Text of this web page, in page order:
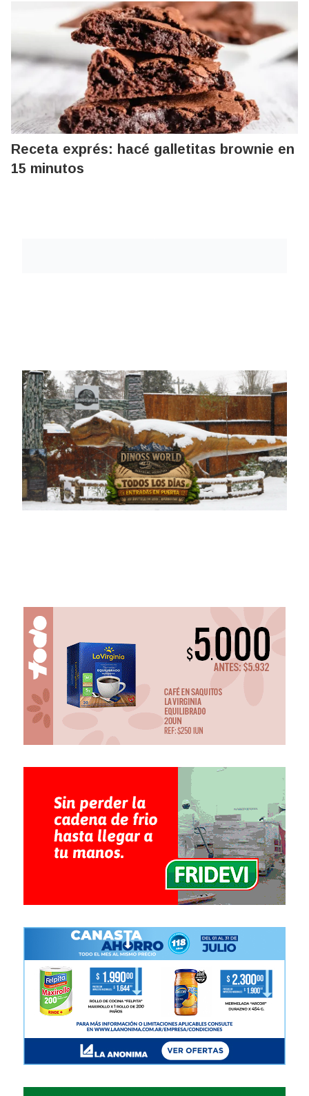
Receta exprés: hacé galletitas brownie en
15 minutos